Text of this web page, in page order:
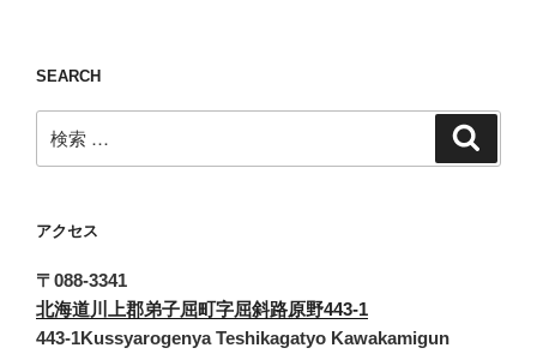
SEARCH
索:
アクセス
〒088-3341
北海道川上郡弟子屈町字屈斜路原野443-1
443-1Kussyarogenya Teshikagatyo Kawakamigun